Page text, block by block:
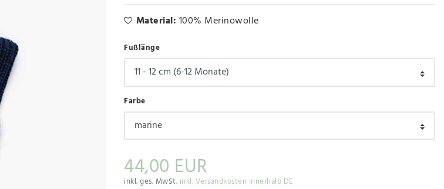
Material: 100% Merinowolle
Fußlänge
Farbe
44,00 EUR
inkl. ges. MwSt. inkl. Versandkosten innerhalb DE